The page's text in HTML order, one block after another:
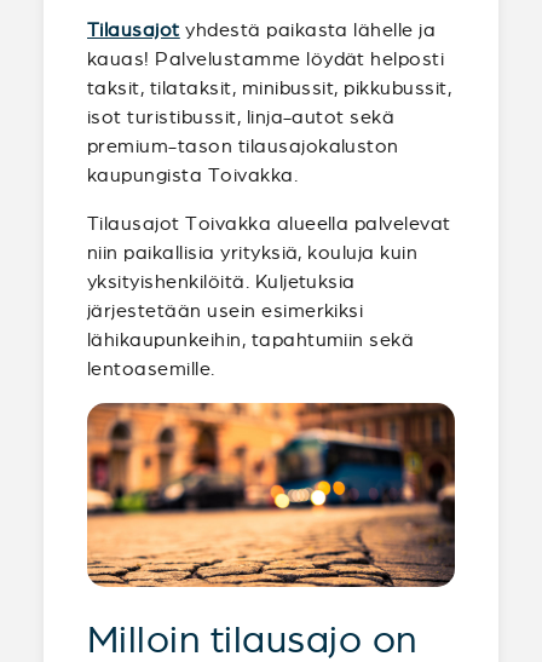
Tilausajot yhdestä paikasta lähelle ja
kauas! Palvelustamme löydät helposti
taksit, tilataksit, minibussit, pikkubussit,
isot turistibussit, linja-autot sekä
premium-tason tilausajokaluston
kaupungista Toivakka.
Tilausajot Toivakka alueella palvelevat
niin paikallisia yrityksiä, kouluja kuin
yksityishenkilöitä. Kuljetuksia
järjestetään usein esimerkiksi
lähikaupunkeihin, tapahtumiin sekä
lentoasemille.
Milloin tilausajo on